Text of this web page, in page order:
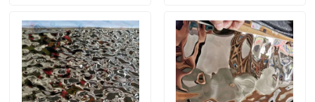
Vidéos
À propos de nous